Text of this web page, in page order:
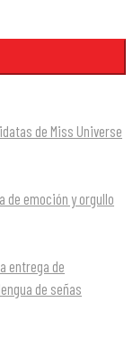
de Miss Universe
de emoción y orgullo
entrega de
de señas